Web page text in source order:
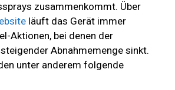
zusammenkommt. Über
läuft das Gerät immer
Aktionen, bei denen der
Abnahmemenge sinkt.
unter anderem folgende